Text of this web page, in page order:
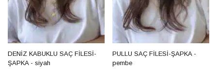
DENİZ KABUKLU SAÇ FİLESİ-
ŞAPKA - siyah
PULLU SAÇ FİLESİ-ŞAPKA -
pembe